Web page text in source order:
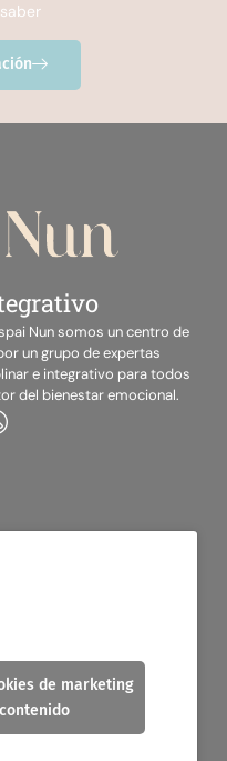
Nun somos un centro de
un grupo de expertas
e integrativo para todos
del bienestar emocional.
de marketing